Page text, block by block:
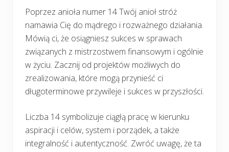
Poprzez anioła numer 14 Twój anioł stróż
namawia Cię do mądrego i rozważnego działania.
Mówią ci, że osiągniesz sukces w sprawach
związanych z mistrzostwem finansowym i ogólnie
w życiu. Zacznij od projektów możliwych do
zrealizowania, które mogą przynieść ci
długoterminowe przywileje i sukces w przyszłości.
Liczba 14 symbolizuje ciągłą pracę w kierunku
aspiracji i celów, system i porządek, a także
integralność i autentyczność. Zwróć uwagę, że ta